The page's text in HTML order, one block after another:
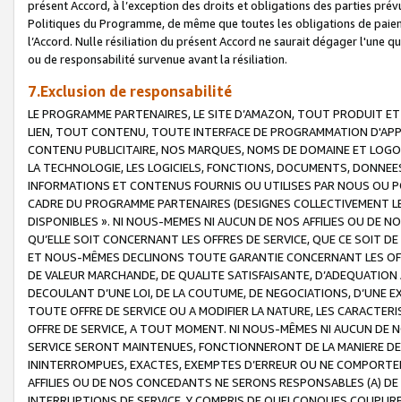
présent Accord, à l’exception des droits et obligations des parties
Politiques du Programme, de même que toutes les obligations de
l’Accord. Nulle résiliation du présent Accord ne saurait dégager l'une
ou de responsabilité survenue avant la résiliation.
7.Exclusion de responsabilité
LE PROGRAMME PARTENAIRES, LE SITE D’AMAZON, TOUT PRODUIT
LIEN, TOUT CONTENU, TOUTE INTERFACE DE PROGRAMMATION
CONTENU PUBLICITAIRE, NOS MARQUES, NOMS DE DOMAINE ET
LA TECHNOLOGIE, LES LOGICIELS, FONCTIONS, DOCUMENTS,
INFORMATIONS ET CONTENUS FOURNIS OU UTILISES PAR NOUS OU
CADRE DU PROGRAMME PARTENAIRES (DESIGNES COLLECTIVEMENT
DISPONIBLES ». NI NOUS-MEMES NI AUCUN DE NOS AFFILIES OU DE
QU’ELLE SOIT CONCERNANT LES OFFRES DE SERVICE, QUE CE SOIT
ET NOUS-MÊMES DECLINONS TOUTE GARANTIE CONCERNANT LES
DE VALEUR MARCHANDE, DE QUALITE SATISFAISANTE,
DECOULANT D’UNE LOI, DE LA COUTUME, DE NEGOCIATIONS, D’UNE
TOUTE OFFRE DE SERVICE OU A MODIFIER LA NATURE, LES
OFFRE DE SERVICE, A TOUT MOMENT. NI NOUS-MÊMES NI AUCUN DE
SERVICE SERONT MAINTENUES, FONCTIONNERONT DE LA MANIERE
ININTERROMPUES, EXACTES, EXEMPTES D’ERREUR OU NE
AFFILIES OU DE NOS CONCEDANTS NE SERONS RESPONSABLES (A)